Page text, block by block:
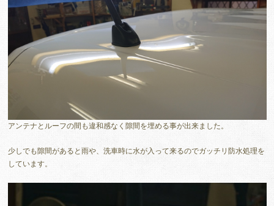
アンテナとルーフの間も違和感なく隙間を埋める事が出来ました。
少しでも隙間があると雨や、洗車時に水が入って来るのでガッチリ防水処理を
しています。